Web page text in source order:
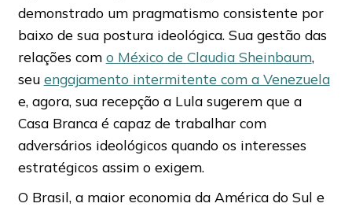
demonstrado um pragmatismo consistente por
baixo de sua postura ideológica. Sua gestão das
relações com o México de Claudia Sheinbaum,
seu engajamento intermitente com a Venezuela
e, agora, sua recepção a Lula sugerem que a
Casa Branca é capaz de trabalhar com
adversários ideológicos quando os interesses
estratégicos assim o exigem.
O Brasil, a maior economia da América do Sul e